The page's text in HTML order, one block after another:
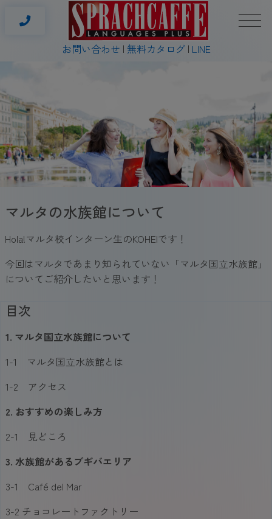
お問い合わせ 無料カタログ LINE
マルタの水族館について
Hola!マルタ校インターン生のKOHEIです！
今回はマルタであまり知られていない「マルタ国立水族館」
についてご紹介したいと思います！
目次
1. マルタ国立水族館について
1-1 マルタ国立水族館とは
1-2 アクセス
2. おすすめの楽しみ方
2-1 見どころ
3. 水族館があるブギバエリア
3-1 Café del Mar
3-2 チョコレートファクトリー